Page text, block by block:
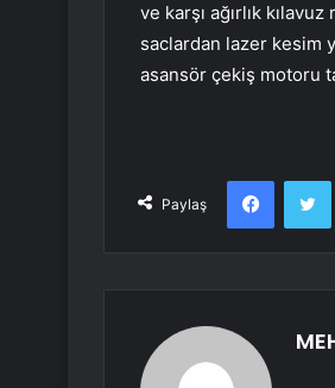
ve karşı ağırlık
saclardan lazer kesim
asansör çekiş motoru
Paylaş